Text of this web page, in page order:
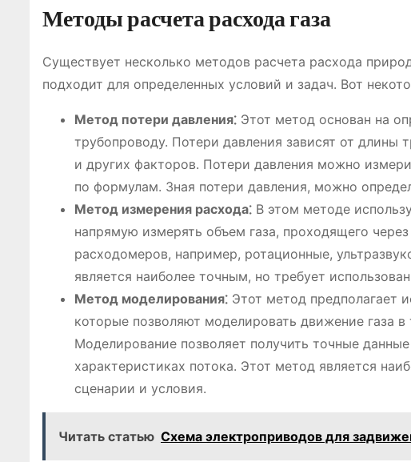
Методы расчета расхода газа
Существует несколько методов расчета расхода
подходит для определенных условий и задач. Вот
Метод потери давления⁚ Этот метод основан на
трубопроводу. Потери давления зависят от
и других факторов. Потери давления можно
по формулам. Зная потери давления, можно
Метод измерения расхода⁚ В этом методе
напрямую измерять объем газа, проходящего
расходомеров, например, ротационные,
является наиболее точным, но требует
Метод моделирования⁚ Этот метод предполагает
которые позволяют моделировать движение газа
Моделирование позволяет получить точные
характеристиках потока. Этот метод является
сценарии и условия.
Читать статью Схема электроприводов для